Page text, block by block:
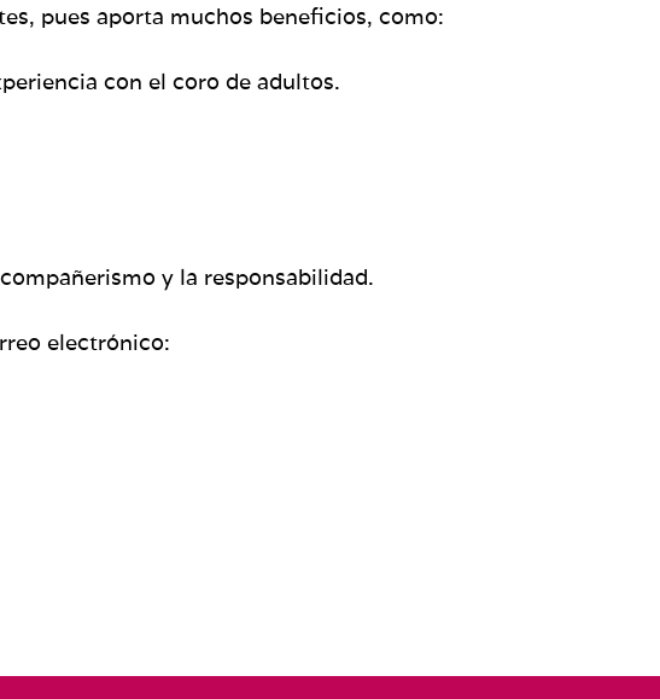
pues aporta muchos beneficios, como:
con el coro de adultos.
y la responsabilidad.
electrónico: